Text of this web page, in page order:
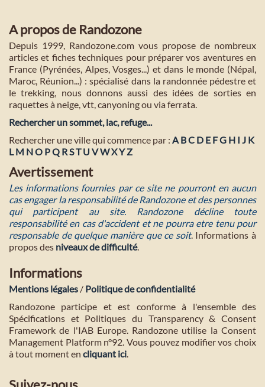
A propos de Randozone
Depuis 1999, Randozone.com vous propose de nombreux
articles et fiches techniques pour préparer vos aventures en
France (Pyrénées, Alpes, Vosges...) et dans le monde (Népal,
Maroc, Réunion...) : spécialisé dans la randonnée pédestre et
le trekking, nous donnons aussi des idées de sorties en
raquettes à neige, vtt, canyoning ou via ferrata.
Rechercher un sommet, lac, refuge...
Rechercher une ville qui commence par : A BC D E FG H I J K
L M NO PQ RST U VWXYZ
Avertissement
Les informations fournies par ce site ne pourront en aucun
cas engager la responsabilité de Randozone et des personnes
qui participent au site. Randozone décline toute
responsabilité en cas d'accident et ne pourra etre tenu pour
responsable de quelque manière que ce soit. Informations à
propos des niveaux de difficulté.
Informations
Mentions légales / Politique de confidentialité
Randozone participe et est conforme à l'ensemble des
Spécifications et Politiques du Transparency & Consent
Framework de l'IAB Europe. Randozone utilise la Consent
Management Platform n°92. Vous pouvez modifier vos choix
à tout moment en cliquant ici.